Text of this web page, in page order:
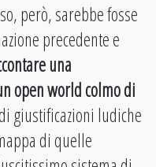
però, sarebbe fosse
precedente e
una
open world colmo di
giustificazioni ludiche
di quelle